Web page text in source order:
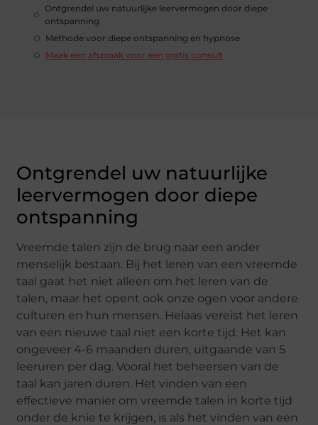
Ontgrendel uw natuurlijke leervermogen door diepe
ontspanning
Methode voor diepe ontspanning en hypnose
Maak een afspraak voor een gratis consult
Ontgrendel uw natuurlijke
leervermogen door diepe
ontspanning
Vreemde talen zijn de brug naar een ander
menselijk bestaan. Bij het leren van een vreemde
taal gaat het niet alleen om het leren van de
talen, maar het opent ook onze ogen voor andere
culturen en hun mensen. Helaas vereist het leren
van een nieuwe taal niet een korte tijd. Het kan
ongeveer 4-6 maanden duren, uitgaande van 5
leeruren per dag. Vooral het beheersen van de
taal kan jaren duren. Het vinden van een
effectieve manier om vreemde talen in korte tijd
onder de knie te krijgen, is als het vinden van een